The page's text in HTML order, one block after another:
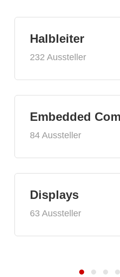
Halbleiter
232 Aussteller
Embedded
84 Aussteller
Displays
63 Aussteller